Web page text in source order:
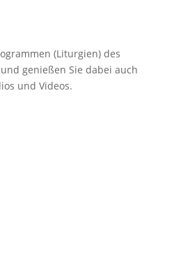
(Liturgien) des
genießen Sie dabei auch
und Videos.